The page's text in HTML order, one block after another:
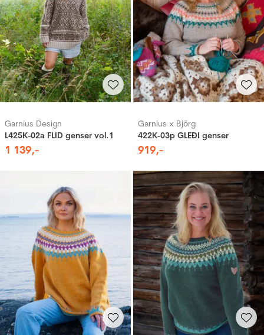
Garnius Design
L425K-02a FLID genser vol.1
1 139,-
Garnius x Björg
422K-03p GLEÐI genser
919,-